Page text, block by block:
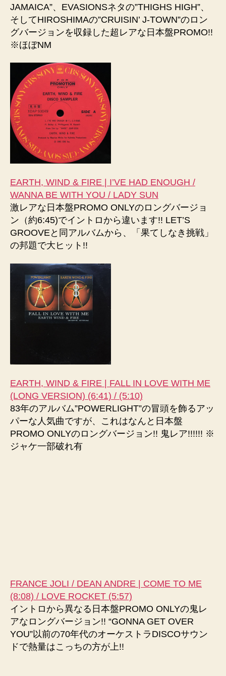
JAMAICA”、EVASIONSネタの”THIGHS HIGH”、
そしてHIROSHIMAの”CRUISIN’ J-TOWN”のロン
グバージョンを収録した超レアな日本盤PROMO!!
※ほぼNM
EARTH, WIND & FIRE | I’VE HAD ENOUGH /
WANNA BE WITH YOU / LADY SUN
激レアな日本盤PROMO ONLYのロングバージョ
ン（約6:45)でイントロから違います!! LET’S
GROOVEと同アルバムから、「果てしなき挑戦」
の邦題で大ヒット!!
EARTH, WIND & FIRE | FALL IN LOVE WITH ME
(LONG VERSION) (6:41) / (5:10)
83年のアルバム”POWERLIGHT”の冒頭を飾るアッ
パーな人気曲ですが、これはなんと日本盤
PROMO ONLYのロングバージョン!! 鬼レア!!!!!! ※
ジャケ一部破れ有
FRANCE JOLI / DEAN ANDRE | COME TO ME
(8:08) / LOVE ROCKET (5:57)
イントロから異なる日本盤PROMO ONLYの鬼レ
アなロングバージョン!! “GONNA GET OVER
YOU”以前の70年代のオーケストラDISCOサウン
ドで熱量はこっちの方が上!!